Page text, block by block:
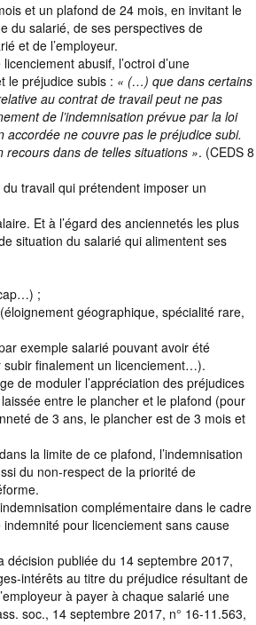
et un plafond de 24 mois, en invitant le
du salarié, de ses perspectives de
et de l’employeur.
abusif, l’octroi d’une
le préjudice subis : « (…) que dans certains
au contrat de travail peut ne pas
de l’indemnisation prévue par la loi
accordée ne couvre pas le préjudice subi.
dans de telles situations ». (CEDS 8
travail qui prétendent imposer un
Et à l’égard des anciennetés les plus
situation du salarié qui alimentent ses
;
géographique, spécialité rare,
exemple salarié pouvant avoir été
subir finalement un licenciement…).
de moduler l’appréciation des préjudices
entre le plancher et le plafond (pour
de 3 ans, le plancher est de 3 mois et
la limite de ce plafond, l’indemnisation
du non-respect de la priorité de
complémentaire dans le cadre
pour licenciement sans cause
publiée du 14 septembre 2017,
intérêts au titre du préjudice résultant de
à payer à chaque salarié une
soc., 14 septembre 2017, n° 16-11.563,